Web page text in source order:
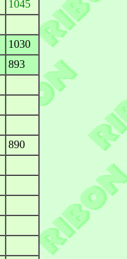
1045
1030
893
890